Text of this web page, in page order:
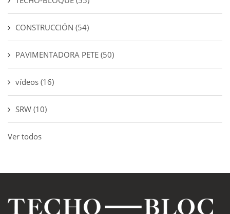
CONSTRUCCIÓN (54)
PAVIMENTADORA PETE (50)
vídeos (16)
SRW (10)
Ver todos